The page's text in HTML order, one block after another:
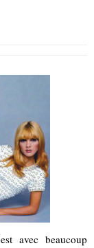
avec beaucoup